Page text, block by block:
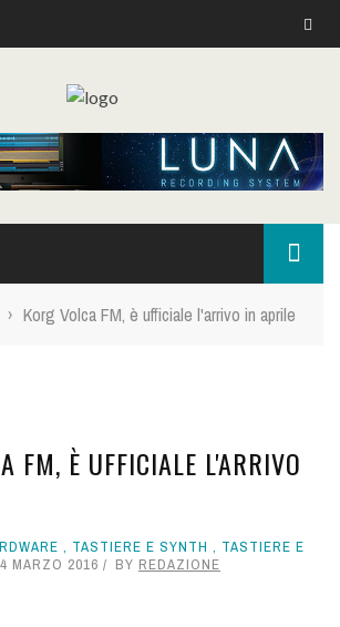
› Korg Volca FM, è ufficiale l'arrivo in aprile
FM, È UFFICIALE L'ARRIVO
, TASTIERE E SYNTH , TASTIERE E
MARZO 2016 BY REDAZIONE